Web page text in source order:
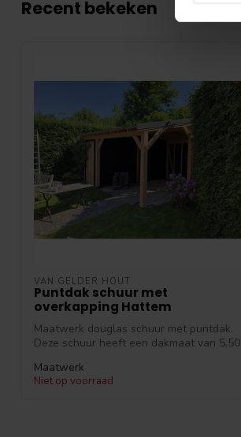
Recent bekeken
VAN GELDER HOUT
Puntdak schuur met
overkapping Hattem
Maatwerk douglas schuur met puntdak.
Deze schuur heeft een dakmaat van 5,50
Maatwerk
Niet op voorraad